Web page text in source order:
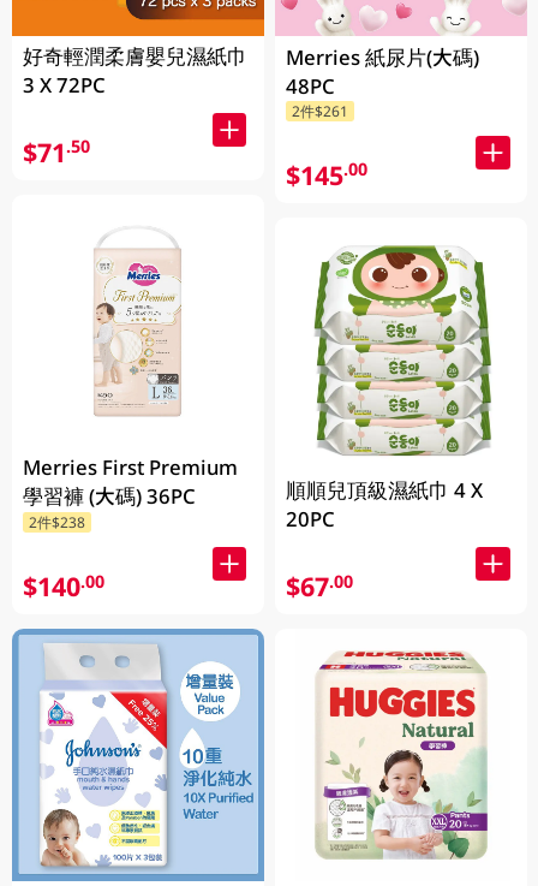
好奇輕潤柔膚嬰兒濕紙巾
3 X 72PC
$71.50
Merries First Premium
學習褲 (大碼) 36PC
2件$238
$140.00
Merries 紙尿片(大碼)
48PC
2件$261
$145.00
順順兒頂級濕紙巾 4 X
20PC
$67.00